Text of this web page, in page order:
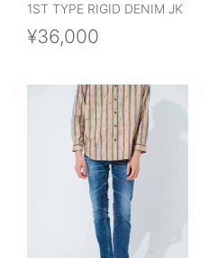
1ST TYPE RIGID DENIM JK
¥36,000